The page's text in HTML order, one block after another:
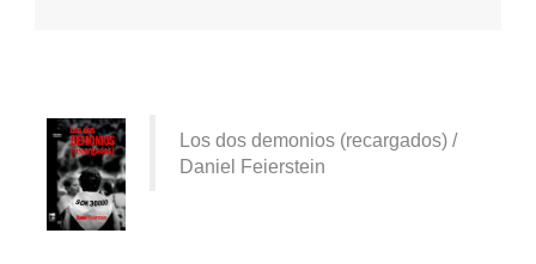
Los dos demonios (recargados) /
Daniel Feierstein